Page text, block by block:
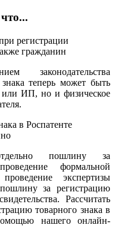
регистрации
гражданин
знака теперь может быть
или ИП, но и физическое
в Роспатенте
пошлину за
формальной
экспертизы
за регистрацию
Рассчитать
товарного знака в
нашего онлайн-